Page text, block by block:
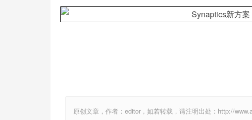
原创文章，作者：editor，如若转载，请注明出处：http://